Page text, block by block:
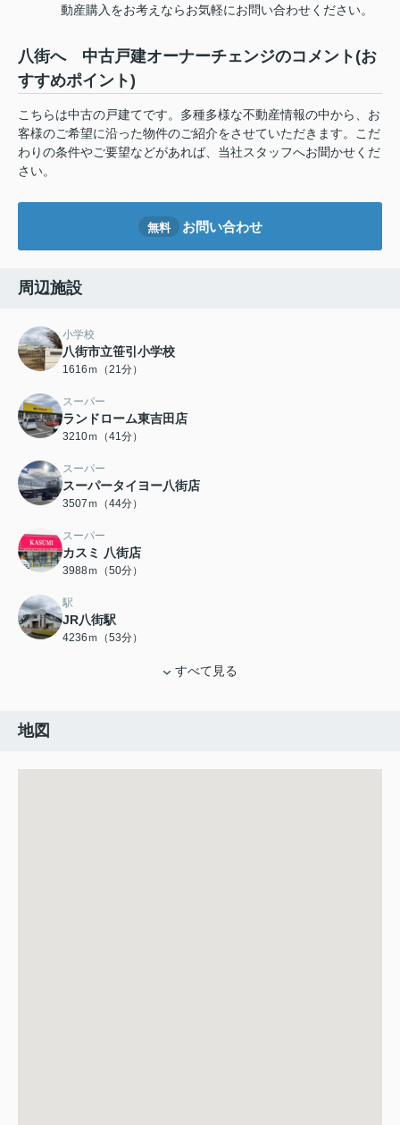
動産購入をお考えならお気軽にお問い合わせください。
八街へ 中古戸建オーナーチェンジのコメント(お
すすめポイント)
こちらは中古の戸建てです。多種多様な不動産情報の中から、お
客様のご希望に沿った物件のご紹介をさせていただきます。こだ
わりの条件やご要望などがあれば、当社スタッフへお聞かせくだ
さい。
無料 お問い合わせ
周辺施設
小学校
八街市立笹引小学校
1616ｍ（21分）
スーパー
ランドローム東吉田店
3210ｍ（41分）
スーパー
スーパータイヨー八街店
3507ｍ（44分）
スーパー
カスミ 八街店
3988ｍ（50分）
駅
JR八街駅
4236ｍ（53分）
すべて見る
地図